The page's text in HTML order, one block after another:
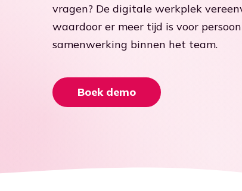
Ga naar blog
vragen? De digitale werkplek
waardoor er meer tijd is voor
samenwerking binnen het team.
Boek demo